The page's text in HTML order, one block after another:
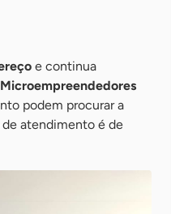
e continua
Microempreendedores
podem procurar a
de atendimento é de